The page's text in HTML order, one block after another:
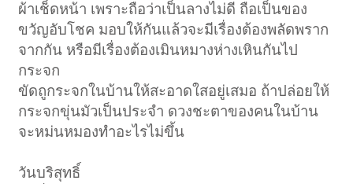
ผ้าเช็ดหน้า เพราะถือว่าเป็นลางไม่ดี ถือเป็นของ
ขวัญอับโชค มอบให้กันแล้วจะมีเรื่องต้องพลัดพราก
จากกัน หรือมีเรื่องต้องเมินหมางห่างเหินกันไป
กระจก
ขัดถูกระจกในบ้านให้สะอาดใสอยู่เสมอ ถ้าปล่อยให้
กระจกขุ่นมัวเป็นประจำ ดวงชะตาของคนในบ้าน
จะหม่นหมองทำอะไรไม่ขึ้น
วันบริสุทธิ์